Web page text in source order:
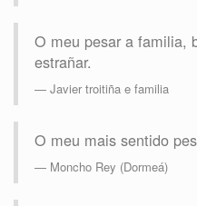
O meu pesar a familia,
estrañar.
Javier troitiña e familia
O meu mais sentido
Moncho Rey (Dormeá)